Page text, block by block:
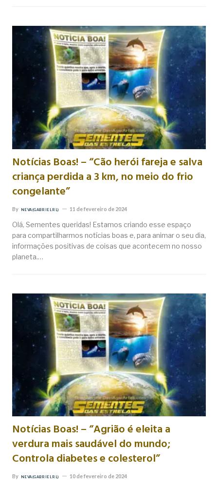
Notícias Boas! – “Cão herói fareja e salva
criança perdida a 3 km, no meio do frio
congelante”
By NEVA (GABRIEL RL) 11 de fevereiro de 2024
Olá, Sementes queridas! Estamos criando esse espaço
para compartilharmos notícias boas e, para animar o seu dia,
informações positivas de coisas que acontecem no nosso
planeta.…
Notícias Boas! – “Agrião é eleita a
verdura mais saudável do mundo;
Controla diabetes e colesterol”
By NEVA (GABRIEL RL) 10 de fevereiro de 2024